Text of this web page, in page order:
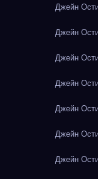
Джейн
Джейн
Джейн
Джейн
Джейн
Джейн
Джейн